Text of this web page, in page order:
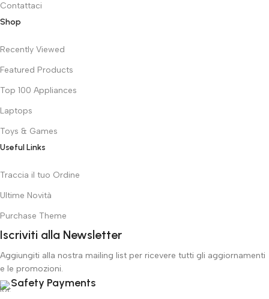
Contattaci
Shop
Recently Viewed
Featured Products
Top 100 Appliances
Laptops
Toys & Games
Useful Links
Traccia il tuo Ordine
Ultime Novità
Purchase Theme
Iscriviti alla Newsletter
Aggiungiti alla nostra mailing list per ricevere tutti gli aggiornamenti
e le promozioni.
Safety Payments